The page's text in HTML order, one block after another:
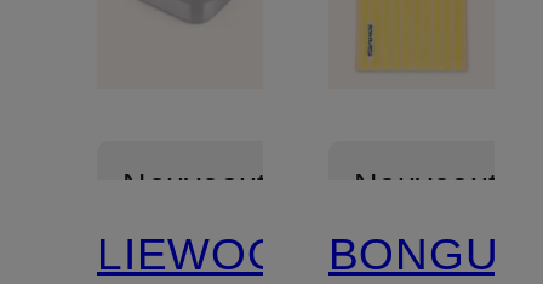
Nouveautés
LIEWOOD
Nouveautés